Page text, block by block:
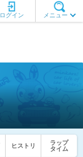
メニュー
ログイン
ヒストリ
ラップ
タイム